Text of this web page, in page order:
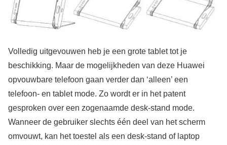
Volledig uitgevouwen heb je een grote tablet tot je
beschikking. Maar de mogelijkheden van deze Huawei
opvouwbare telefoon gaan verder dan ‘alleen’ een
telefoon- en tablet mode. Zo wordt er in het patent
gesproken over een zogenaamde desk-stand mode.
Wanneer de gebruiker slechts één deel van het scherm
omvouwt, kan het toestel als een desk-stand of laptop